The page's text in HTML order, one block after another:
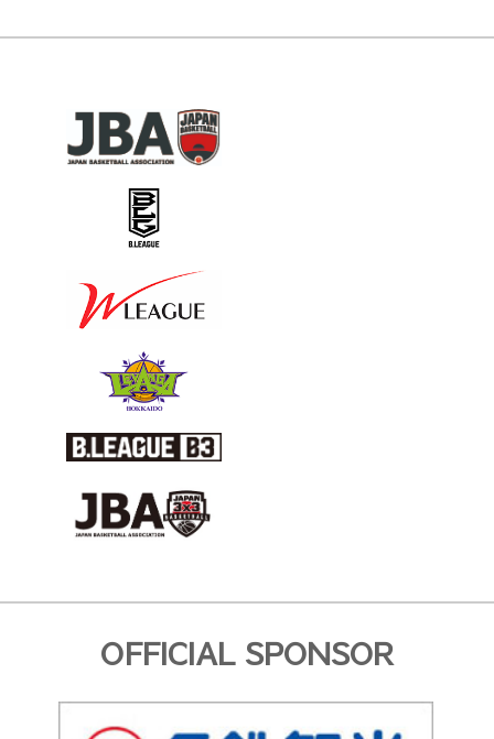
OFFICIAL SPONSOR